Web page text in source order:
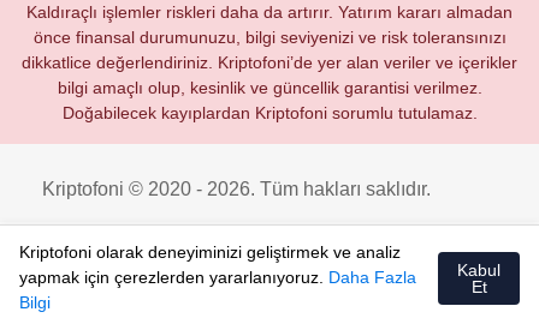
Kaldıraçlı işlemler riskleri daha da artırır. Yatırım kararı almadan
önce finansal durumunuzu, bilgi seviyenizi ve risk toleransınızı
dikkatlice değerlendiriniz. Kriptofoni’de yer alan veriler ve içerikler
bilgi amaçlı olup, kesinlik ve güncellik garantisi verilmez.
Doğabilecek kayıplardan Kriptofoni sorumlu tutulamaz.
Kriptofoni © 2020 - 2026. Tüm hakları saklıdır.
Kriptofoni olarak deneyiminizi geliştirmek ve analiz
yapmak için çerezlerden yararlanıyoruz. Daha Fazla
Bilgi
Kabul
Et